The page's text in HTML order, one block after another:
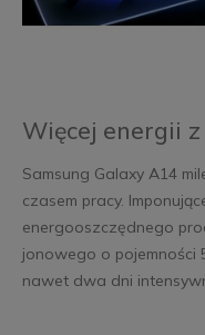
Więcej energii
Samsung Galaxy A14
czasem pracy.
energooszczędnego
jonowego o pojemności
nawet dwa dni